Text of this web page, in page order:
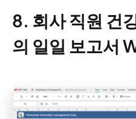
8. 회사 직원 건
의 일일 보고서